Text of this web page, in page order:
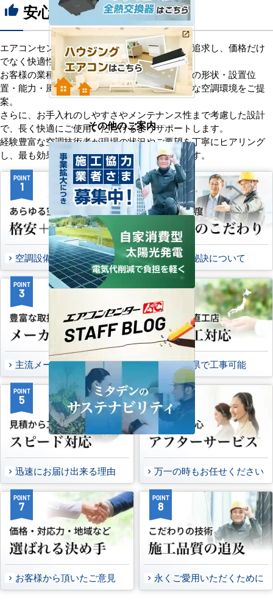
thumb_up 安心の8つのポイント
エアコンセンターACは、「格安＋α」の価値を追求し、価格だけ
でなく快適性と機能性にもこだわっています。
お客様の業種や施設の形態に合わせて、室内機の形状・設置位
置・能力・風向きなどを総合的に検討し、最適な空調環境をご提
案。
さらに、お手入れのしやすさやメンテナンス性まで考慮した設計
で、長く快適にご使用いただけるようサポートします。
経験豊富な空調技術者が現場の状況やご要望を丁寧にヒアリング
し、最も効果的で効率的なプランをお届けします。
POINT
1
空調設備のご提案について
POINT
2
選ばれる秘訣について
POINT
3
主流メーカーを全取扱可能
4
47都道府県で工事可能
POINT
5
迅速にお届け出来る理由
POINT
6
万一の時もお任せください
POINT
7
お客様から頂いたご意見
POINT
8
永くご愛用いただくために
その他のご案内